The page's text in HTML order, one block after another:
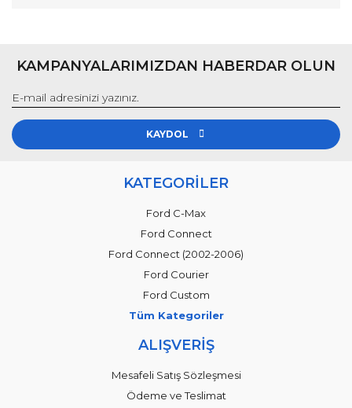
KAMPANYALARIMIZDAN HABERDAR OLUN
KAYDOL
KATEGORİLER
Ford C-Max
Ford Connect
Ford Connect (2002-2006)
Ford Courier
Ford Custom
Tüm Kategoriler
ALIŞVERİŞ
Mesafeli Satış Sözleşmesi
Ödeme ve Teslimat